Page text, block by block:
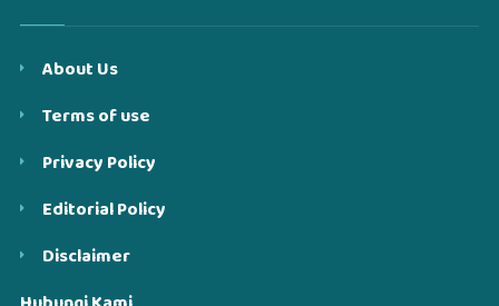
About Us
Terms of use
Privacy Policy
Editorial Policy
Disclaimer